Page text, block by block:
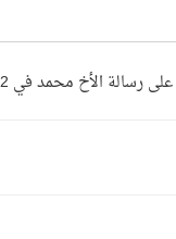
(مجموع فتاوى ومقالات الشيخ ابن باز 19/ 70).